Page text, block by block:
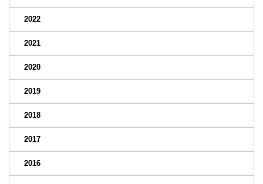
2022
2021
2020
2019
2018
2017
2016